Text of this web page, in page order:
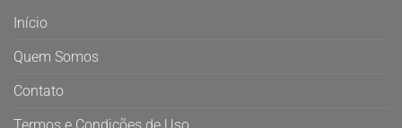
Início
Quem Somos
Contato